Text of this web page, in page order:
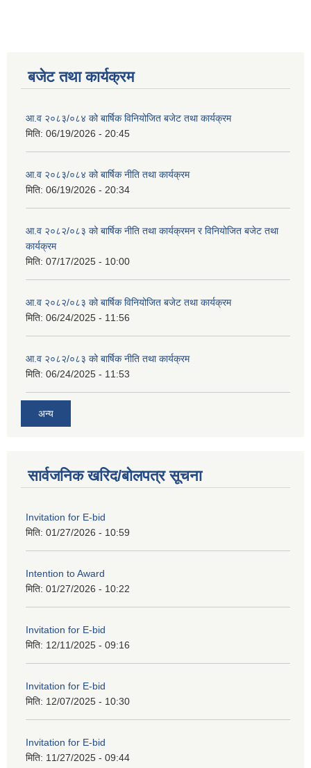
बजेट तथा कार्यक्रम
आ.व २०८३/०८४ को बार्षिक विनियोजित बजेट तथा कार्यक्रम
मिति: 06/19/2026 - 20:45
आ.व २०८३/०८४ को बार्षिक नीति तथा कार्यक्रम
मिति: 06/19/2026 - 20:34
आ.व २०८२/०८३ को बार्षिक नीति तथा कार्यक्रमन र विनियोजित बजेट तथा
कार्यक्रम
मिति: 07/17/2025 - 10:00
आ.व २०८२/०८३ को बार्षिक विनियोजित बजेट तथा कार्यक्रम
मिति: 06/24/2025 - 11:56
आ.व २०८२/०८३ को बार्षिक नीति तथा कार्यक्रम
मिति: 06/24/2025 - 11:53
अन्य
सार्वजनिक खरिद/बोलपत्र सूचना
Invitation for E-bid
मिति: 01/27/2026 - 10:59
Intention to Award
मिति: 01/27/2026 - 10:22
Invitation for E-bid
मिति: 12/11/2025 - 09:16
Invitation for E-bid
मिति: 12/07/2025 - 10:30
Invitation for E-bid
मिति: 11/27/2025 - 09:44